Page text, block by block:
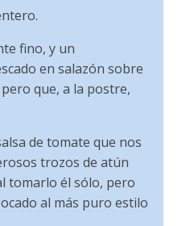
fino, y un
en salazón sobre
que, a la postre,
de tomate que nos
trozos de atún
tomarlo él sólo, pero
al más puro estilo